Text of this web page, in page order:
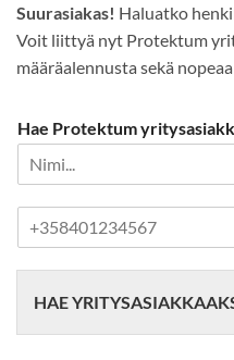
Suurasiakas! Haluatko
Voit liittyä nyt Protektum
määräalennusta sekä
Hae Protektum
HAE